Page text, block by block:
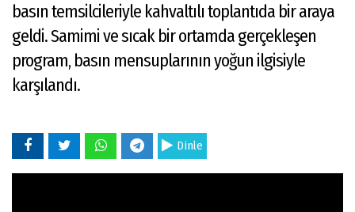
basın temsilcileriyle kahvaltılı toplantıda bir araya
geldi. Samimi ve sıcak bir ortamda gerçekleşen
program, basın mensuplarının yoğun ilgisiyle
karşılandı.
Dinle